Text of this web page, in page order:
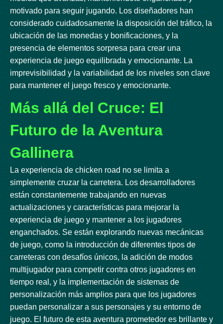
motivado para seguir jugando. Los diseñadores han
considerado cuidadosamente la disposición del tráfico, la
ubicación de las monedas y bonificaciones, y la
presencia de elementos sorpresa para crear una
experiencia de juego equilibrada y emocionante. La
imprevisibilidad y la variabilidad de los niveles son clave
para mantener el juego fresco y emocionante.
Más allá del Cruce: El
Futuro de la Aventura
Gallinera
La experiencia de chicken road no se limita a
simplemente cruzar la carretera. Los desarrolladores
están constantemente trabajando en nuevas
actualizaciones y características para mejorar la
experiencia de juego y mantener a los jugadores
enganchados. Se están explorando nuevas mecánicas
de juego, como la introducción de diferentes tipos de
carreteras con desafíos únicos, la adición de modos
multijugador para competir contra otros jugadores en
tiempo real, y la implementación de sistemas de
personalización más amplios para que los jugadores
puedan personalizar a sus personajes y su entorno de
juego. El futuro de esta aventura prometedor es brillante y